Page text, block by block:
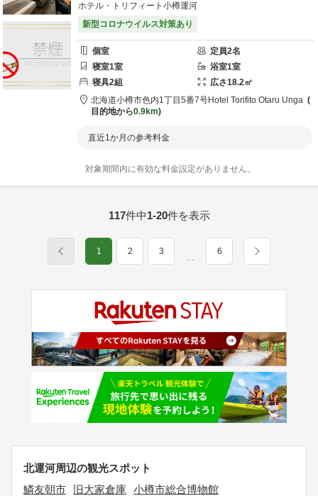
ホテル・トリフィート小樽運河
新型コロナウイルス対策あり
個室 定員2名
寝室1室 浴室1室
寝具2組 広さ18.2㎡
北海道小樽市色内1丁目5番7号Hotel Torifito Otaru Unga
目的地から0.9km
直近1か月の参考料金
対象期間内に有効な料金設定がありません。
117件中1-20件を表示
1 2 3
…
6
北運河周辺の観光スポット
鱗友朝市
旧大家倉庫 小樽市総合博物館